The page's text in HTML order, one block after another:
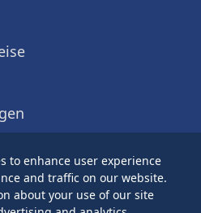
to enhance user experience
and traffic on our website.
about your use of our site
149 c 22525